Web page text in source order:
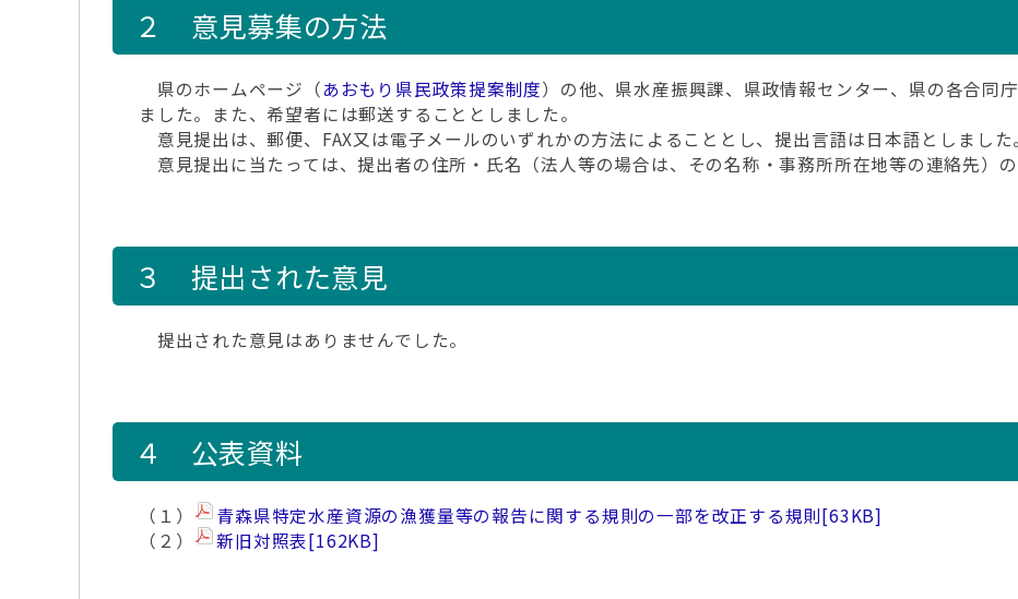
２ 意見募集の方法
県のホームページ（あおもり県民政策提案制度）の他、県水産振興課、県政情報センター、県の各合同
ました。また、希望者には郵送することとしました。
意見提出は、郵便、FAX又は電子メールのいずれかの方法によることとし、提出言語は日本語としました。
意見提出に当たっては、提出者の住所・氏名（法人等の場合は、その名称・事務所所在地等の連絡先）の
３ 提出された意見
提出された意見はありませんでした。
４ 公表資料
（１） 青森県特定水産資源の漁獲量等の報告に関する規則の一部を改正する規則[63KB]
（２）
新旧対照表[162KB]